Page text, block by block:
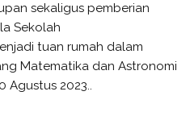
sekaligus pemberian
Sekolah
tuan rumah dalam
Matematika dan Astronomi
Agustus 2023..